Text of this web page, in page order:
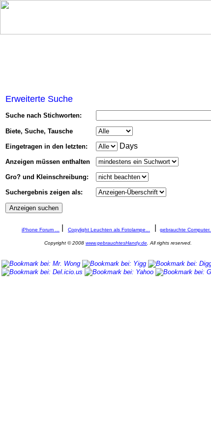
Erweiterte Suche
Suche nach Stichworten:
Biete, Suche, Tausche
Eingetragen in den letzten: Days
Anzeigen müssen enthalten
Gro? und Kleinschreibung:
Suchergebnis zeigen als:
iPhone Forum ... Copylight Leuchten als Fotolampe... gebrauchte Computer...
Copyright © 2008 www.gebrauchtesHandy.de . All rights reserved.